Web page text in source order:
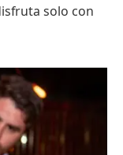
solo con